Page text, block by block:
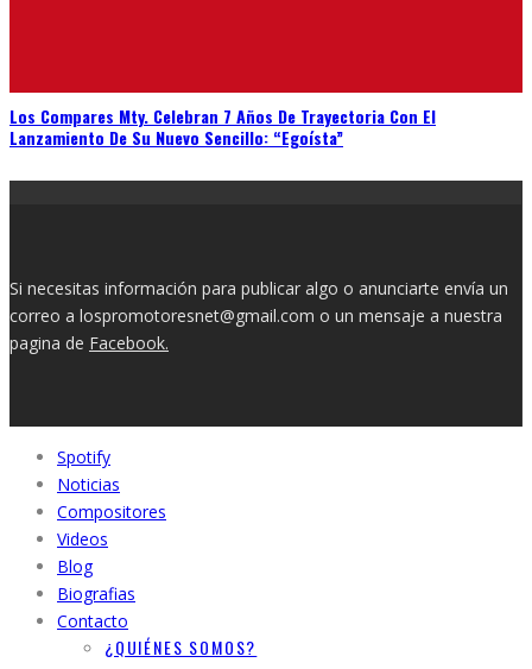
Los Compares Mty. Celebran 7 Años De Trayectoria Con El
Lanzamiento De Su Nuevo Sencillo: “Egoísta”
Si necesitas información para publicar algo o anunciarte envía un
correo a lospromotoresnet@gmail.com o un mensaje a nuestra
pagina de Facebook.
Spotify
Noticias
Compositores
Videos
Blog
Biografias
Contacto
¿QUIÉNES SOMOS?